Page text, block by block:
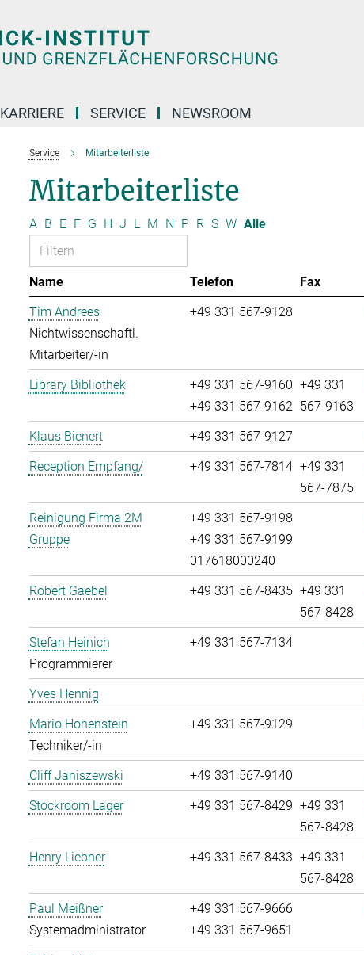
KARRIERE SERVICE NEWSROOM
Service Mitarbeiterliste
Mitarbeiterliste
A B E F G H J L M N P R S W Alle
Name Telefon Fax
Tim Andrees
Nichtwissenschaftl.
Mitarbeiter/-in
+49 331 567-9128
Library Bibliothek
+49 331 567-9160
+49 331 567-9162
+49 331
567-9163
Klaus Bienert +49 331 567-9127
Reception Empfang/
+49 331 567-7814 +49 331
567-7875
Reinigung Firma 2M
Gruppe
+49 331 567-9198
+49 331 567-9199
017618000240
Robert Gaebel +49 331 567-8435 +49 331
567-8428
Stefan Heinich
Programmierer
+49 331 567-7134
Yves Hennig
Mario Hohenstein
Techniker/-in
+49 331 567-9129
Cliff Janiszewski +49 331 567-9140
Stockroom Lager
+49 331 567-8429 +49 331
567-8428
Henry Liebner +49 331 567-8433 +49 331
567-8428
Paul Meißner
Systemadministrator
+49 331 567-9666
+49 331 567-9651